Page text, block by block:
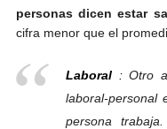
personas dicen estar
cifra menor que el
Laboral:Otro
laboral-personal
persona